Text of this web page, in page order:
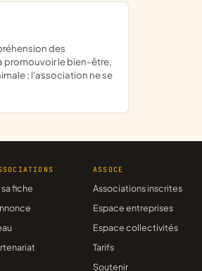
promouvoir le bien-être,
; l'association ne se
fiche
ASSOCE
Associations inscrites
Espace entreprises
Espace collectivités
Tarifs
Soutenir